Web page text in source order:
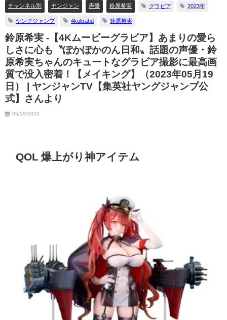
ヤングジャンプ公式】さんより
チャンネル別 ヤンジャン 声優 鈴原希実 グラビア 2023年
ヤングジャンプ 4kultrahd 鈴原希実
鈴原希実 -【4Kムービーグラビア】あまりの愛ら
しさに心も〝ぽかぽかのん日和〟話題の声優・鈴
原希実ちゃんのキュートなグラビア撮影に最高画
質で没入密着！【メイキング】（2023年05月19
日） | ヤンジャンTV【集英社ヤングジャンプ公
式】さんより
05/19/2023
QOL 爆上がり神アイテム